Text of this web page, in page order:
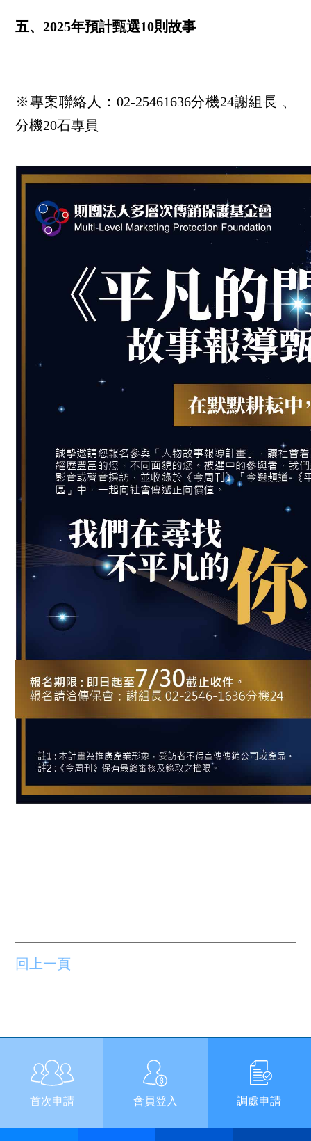
五、2025年預計甄選10則故事
※專案聯絡人：02-25461636分機24謝組長 、
分機20石專員
回上一頁
首次申請 會員登入 調處申請